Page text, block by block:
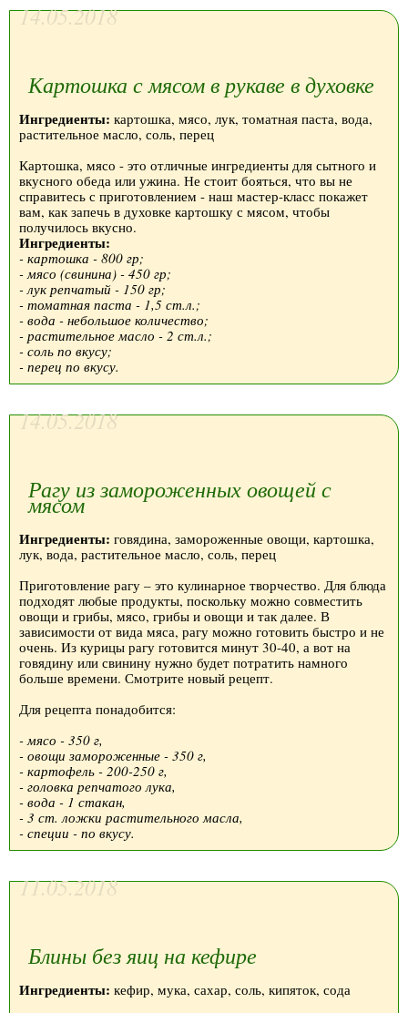
14.05.2018
Картошка с мясом в рукаве в духовке
Ингредиенты: картошка, мясо, лук, томатная паста, вода,
растительное масло, соль, перец
Картошка, мясо - это отличные ингредиенты для сытного и
вкусного обеда или ужина. Не стоит бояться, что вы не
справитесь с приготовлением - наш мастер-класс покажет
вам, как запечь в духовке картошку с мясом, чтобы
получилось вкусно.
Ингредиенты:
- картошка - 800 гр;
- мясо (свинина) - 450 гр;
- лук репчатый - 150 гр;
- томатная паста - 1,5 ст.л.;
- вода - небольшое количество;
- растительное масло - 2 ст.л.;
- соль по вкусу;
- перец по вкусу.
14.05.2018
Рагу из замороженных овощей с
мясом
Ингредиенты: говядина, замороженные овощи, картошка,
лук, вода, растительное масло, соль, перец
Приготовление рагу – это кулинарное творчество. Для блюда
подходят любые продукты, поскольку можно совместить
овощи и грибы, мясо, грибы и овощи и так далее. В
зависимости от вида мяса, рагу можно готовить быстро и не
очень. Из курицы рагу готовится минут 30-40, а вот на
говядину или свинину нужно будет потратить намного
больше времени. Смотрите новый рецепт.
Для рецепта понадобится:
- мясо - 350 г,
- овощи замороженные - 350 г,
- картофель - 200-250 г,
- головка репчатого лука,
- вода - 1 стакан,
- 3 ст. ложки растительного масла,
- специи - по вкусу.
11.05.2018
Блины без яиц на кефире
Ингредиенты: кефир, мука, сахар, соль, кипяток, сода